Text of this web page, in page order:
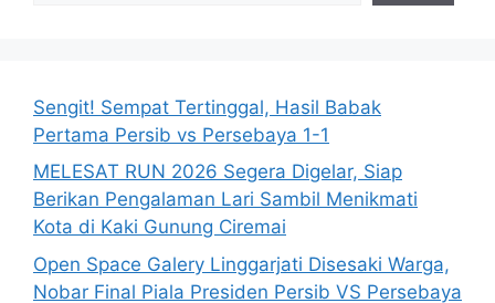
Sengit! Sempat Tertinggal, Hasil Babak
Pertama Persib vs Persebaya 1-1
MELESAT RUN 2026 Segera Digelar, Siap
Berikan Pengalaman Lari Sambil Menikmati
Kota di Kaki Gunung Ciremai
Open Space Galery Linggarjati Disesaki Warga,
Nobar Final Piala Presiden Persib VS Persebaya